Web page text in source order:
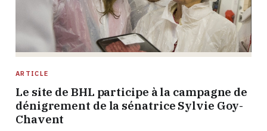
ARTICLE
Le site de BHL participe à la campagne de
dénigrement de la sénatrice Sylvie Goy-
Chavent